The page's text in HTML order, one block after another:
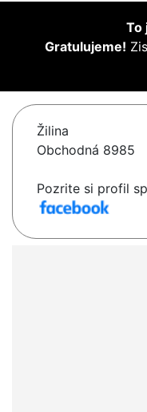
To
Gratulujeme!
Žilina
Obchodná 8985
Pozrite si profil